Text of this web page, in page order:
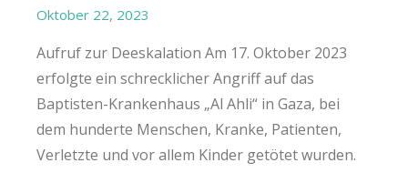
Oktober 22, 2023
Aufruf zur Deeskalation Am 17. Oktober 2023
erfolgte ein schrecklicher Angriff auf das
Baptisten-Krankenhaus „Al Ahli“ in Gaza, bei
dem hunderte Menschen, Kranke, Patienten,
Verletzte und vor allem Kinder getötet wurden.